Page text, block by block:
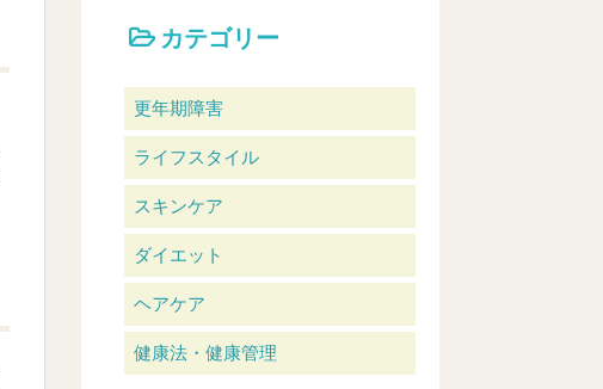
カテゴリー
更年期障害
ライフスタイル
スキンケア
ダイエット
ヘアケア
健康法・健康管理